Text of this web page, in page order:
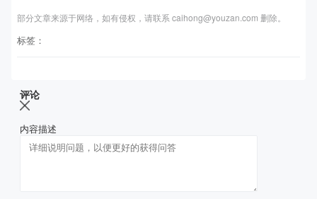
部分文章来源于网络，如有侵权，请联系 caihong@youzan.com 删除。
标签：
评论
内容描述